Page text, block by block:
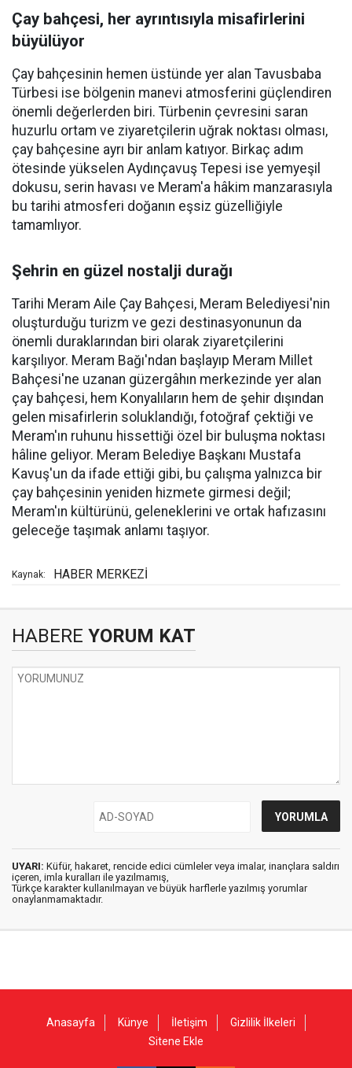
Çay bahçesi, her ayrıntısıyla misafirlerini
büyülüyor
Çay bahçesinin hemen üstünde yer alan Tavusbaba
Türbesi ise bölgenin manevi atmosferini güçlendiren
önemli değerlerden biri. Türbenin çevresini saran
huzurlu ortam ve ziyaretçilerin uğrak noktası olması,
çay bahçesine ayrı bir anlam katıyor. Birkaç adım
ötesinde yükselen Aydınçavuş Tepesi ise yemyeşil
dokusu, serin havası ve Meram'a hâkim manzarasıyla
bu tarihi atmosferi doğanın eşsiz güzelliğiyle
tamamlıyor.
Şehrin en güzel nostalji durağı
Tarihi Meram Aile Çay Bahçesi, Meram Belediyesi'nin
oluşturduğu turizm ve gezi destinasyonunun da
önemli duraklarından biri olarak ziyaretçilerini
karşılıyor. Meram Bağı'ndan başlayıp Meram Millet
Bahçesi'ne uzanan güzergâhın merkezinde yer alan
çay bahçesi, hem Konyalıların hem de şehir dışından
gelen misafirlerin soluklandığı, fotoğraf çektiği ve
Meram'ın ruhunu hissettiği özel bir buluşma noktası
hâline geliyor. Meram Belediye Başkanı Mustafa
Kavuş'un da ifade ettiği gibi, bu çalışma yalnızca bir
çay bahçesinin yeniden hizmete girmesi değil;
Meram'ın kültürünü, geleneklerini ve ortak hafızasını
geleceğe taşımak anlamı taşıyor.
Kaynak: HABER MERKEZİ
HABERE YORUM KAT
UYARI: Küfür, hakaret, rencide edici cümleler veya imalar, inançlara saldırı
içeren, imla kuralları ile yazılmamış,
Türkçe karakter kullanılmayan ve büyük harflerle yazılmış yorumlar
onaylanmamaktadır.
Anasayfa Künye İletişim
Gizlilik İlkeleri
Sitene Ekle